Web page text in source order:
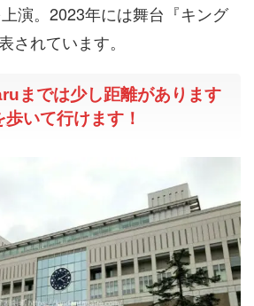
上演。2023年には舞台『キング
されています。
までは少し距離があります
いて行けます！